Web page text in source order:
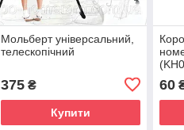
Мольберт універсальний,
телескопічний
375₴
Купити
60